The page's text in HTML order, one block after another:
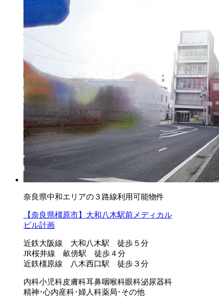
奈良県中和エリアの３路線利用可能物件
【奈良県橿原市】大和八木駅前メディカル
ビル計画
近鉄大阪線 大和八木駅 徒歩５分
JR桜井線 畝傍駅 徒歩４分
近鉄橿原線 八木西口駅 徒歩３分
内科小児科皮膚科耳鼻咽喉科眼科泌尿器科
精神･心内産科･婦人科薬局･その他